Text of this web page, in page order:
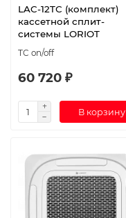
LAC-12TС (комплект)
кассетной сплит-
системы LORIOT
TC on/off
60 720 ₽
В корзину